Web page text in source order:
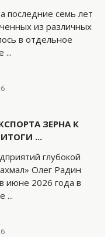
последние семь лет
из различных
в отдельное
...
ЗЕРНА К
...
глубокой
Олег Радин
июне 2026 года в
...